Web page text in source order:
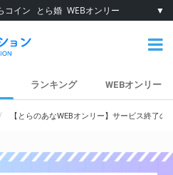
コイン とら婚 WEBオンリー ▼
ランキング WEBオンリー
【とらのあなWEBオンリー】サービス終了の